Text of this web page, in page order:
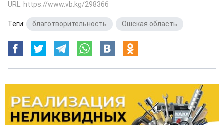
URL: https://www.vb.kg/298366
Теги: благотворительность Ошская область